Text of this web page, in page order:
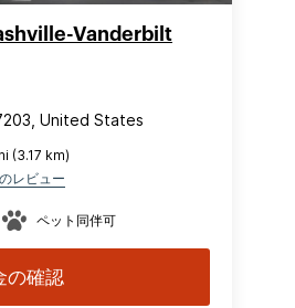
Vanderbilt
United States
(3.17 km)
レビュー
ペット同伴可
の確認